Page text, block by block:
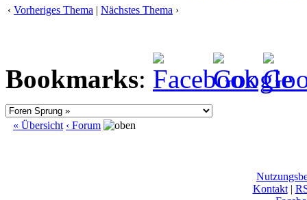
‹ Vorheriges Thema | Nächstes Thema ›
Bookmarks:
« Übersicht ‹ Forum
Kontakt|